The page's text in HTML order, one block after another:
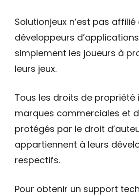
Solutionjeux n’est pas affilié
développeurs
simplement les joueurs à
leurs jeux.
Tous les droits de propriété
marques commerciales et
protégés par le droit
appartiennent à leurs
respectifs.
Pour obtenir un support